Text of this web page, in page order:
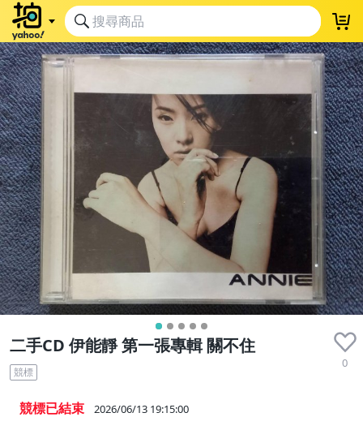
二手CD 伊能靜 第一張專輯 關不住
0
競標
競標已結束 2026/06/13 19:15:00